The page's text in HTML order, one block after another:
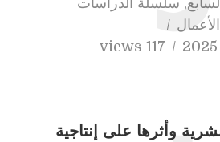
117 views
وأثرها على إنتاجية